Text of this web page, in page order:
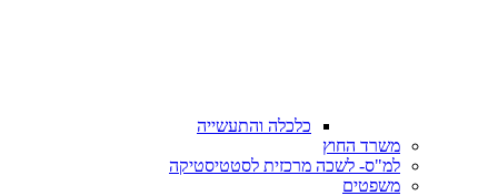
כלכלה והתעשייה
משרד החוץ
למ"ס- לשכה מרכזית לסטטיסטיקה
משפטים